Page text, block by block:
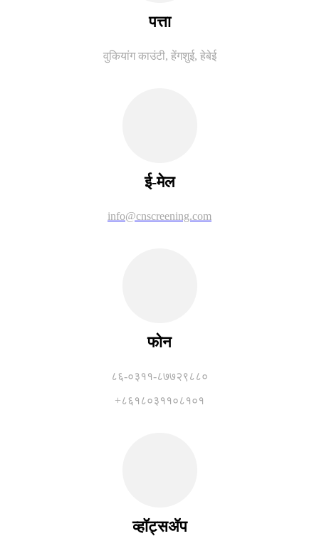
पत्ता
वुकियांग काउंटी, हेंगशुई, हेबेई
ई-मेल
info@cnscreening.com
फोन
८६-०३११-८७७२९८८०
+८६१८०३११०८१०१
व्हॉट्सॲप